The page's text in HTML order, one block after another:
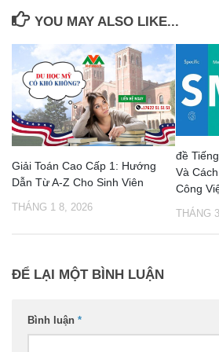
YOU MAY ALSO LIKE...
Giải Toán Cao Cấp 1: Hướng
Dẫn Từ A-Z Cho Sinh Viên
THÁNG 1 8, 2026
đề
Và
Công
THÁNG
ĐỂ LẠI MỘT BÌNH LUẬN
Bình luận *